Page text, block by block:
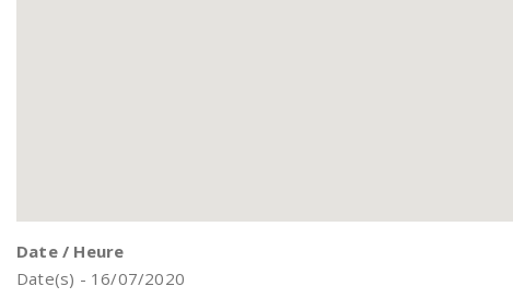
Date / Heure
Date(s) - 16/07/2020